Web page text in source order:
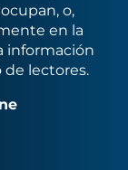
o,
en la
información
lectores.